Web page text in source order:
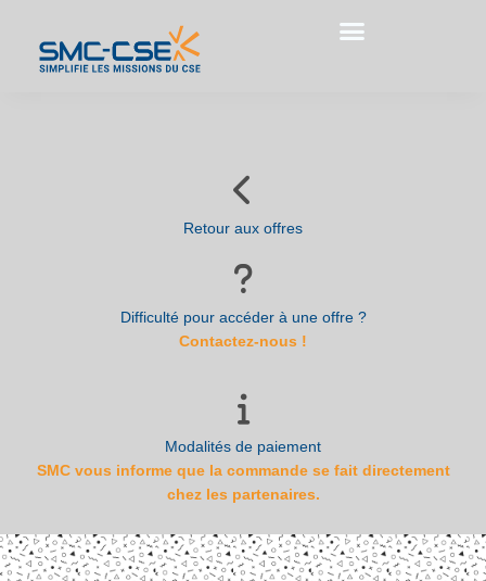
contenu
Retour aux offres
Difficulté pour accéder à une offre ?
Contactez-nous !
Modalités de paiement
SMC vous informe que la commande se fait directement
chez les partenaires.